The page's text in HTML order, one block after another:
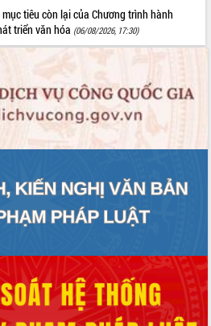
190
tiêu còn lại của Chương trình hành
triển văn hóa (06/08/2026, 17:30)